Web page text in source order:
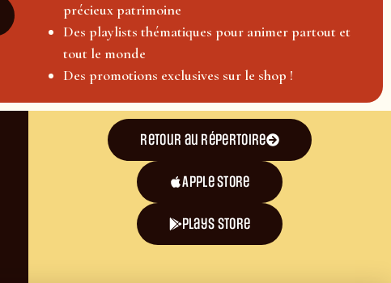
précieux patrimoine
Des playlists thématiques pour animer partout et
tout le monde
Des promotions exclusives sur le shop !
Retour au répertoire
Apple Store
plays store